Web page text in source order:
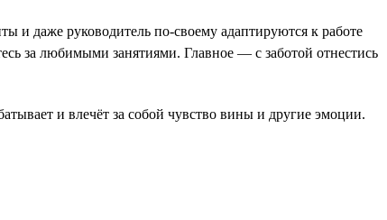
и даже руководитель по-своему адаптируются к работе
за любимыми занятиями. Главное — с заботой отнестись
и влечёт за собой чувство вины и другие эмоции.